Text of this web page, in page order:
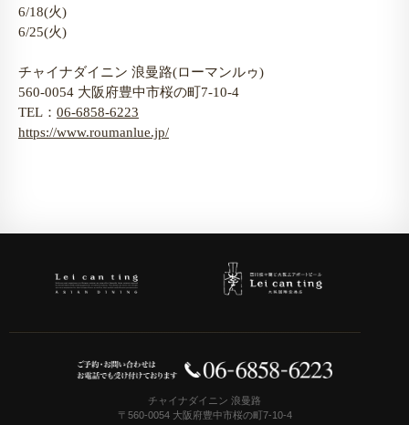
6/18(火)
6/25(火)
チャイナダイニン 浪曼路(ローマンルゥ)
560-0054 大阪府豊中市桜の町7-10-4
TEL： 06-6858-6223
https://www.roumanlue.jp/
チャイナダイニン 浪曼路
〒560-0054 大阪府豊中市桜の町7-10-4